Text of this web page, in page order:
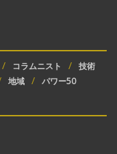
コラムニスト
技術
地域 パワー50